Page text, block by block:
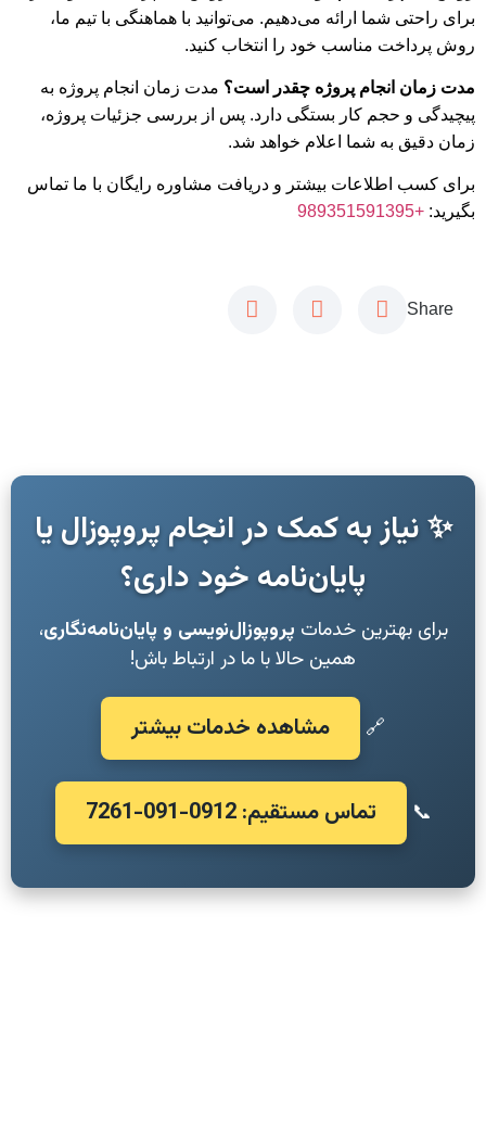
برای راحتی شما ارائه می‌دهیم. می‌توانید با هماهنگی با تیم ما،
روش پرداخت مناسب خود را انتخاب کنید.
مدت زمان انجام پروژه چقدر است؟ مدت زمان انجام پروژه به
پیچیدگی و حجم کار بستگی دارد. پس از بررسی جزئیات پروژه،
زمان دقیق به شما اعلام خواهد شد.
برای کسب اطلاعات بیشتر و دریافت مشاوره رایگان با ما تماس
بگیرید: +989351591395
Share
✨ نیاز به کمک در انجام پروپوزال یا
پایان‌نامه خود داری؟
برای بهترین خدمات پروپوزال‌نویسی و پایان‌نامه‌نگاری،
همین حالا با ما در ارتباط باش!
🔗 مشاهده خدمات بیشتر
📞 تماس مستقیم: 0912-091-7261